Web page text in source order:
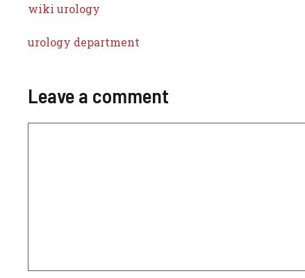
wiki urology
urology department
Leave a comment